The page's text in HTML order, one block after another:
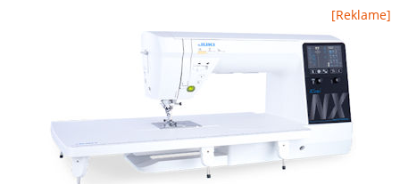
[Reklame]